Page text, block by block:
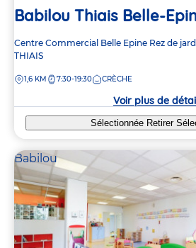
Babilou Thiais Belle-
Adresse
de
crèche
Centre Commercial Belle Epine Rez de
THIAIS
DISTANCE
1,6 KM 7:30-19:30 CRÈCHE
Voir plus de
Sélectionnée Retirer
Babilou